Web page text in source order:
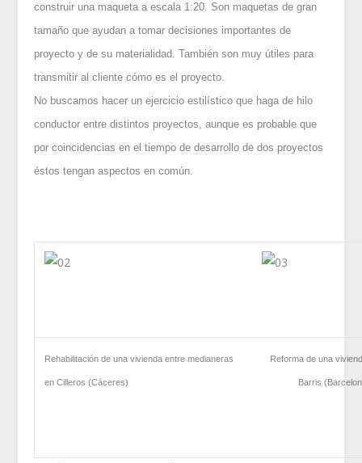
construir una maqueta a escala 1:20. Son maquetas de gran
tamaño que ayudan a tomar decisiones importantes de
proyecto y de su materialidad. También son muy útiles para
transmitir al cliente cómo es el proyecto.
No buscamos hacer un ejercicio estilístico que haga de hilo
conductor entre distintos proyectos, aunque es probable que
por coincidencias en el tiempo de desarrollo de dos proyectos
éstos tengan aspectos en común.
Rehabilitación de una vivienda entre medianeras
en Cilleros (Cáceres)
Reforma de una
Barris